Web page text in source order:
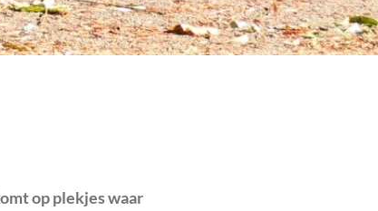
op plekjes waar